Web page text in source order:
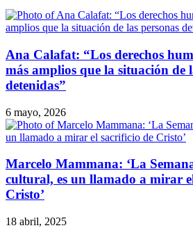
Ana Calafat: “Los derechos
más amplios que la situación de
detenidas”
6 mayo, 2026
Marcelo Mammana: ‘La
cultural, es un llamado a mirar
Cristo’
18 abril, 2025